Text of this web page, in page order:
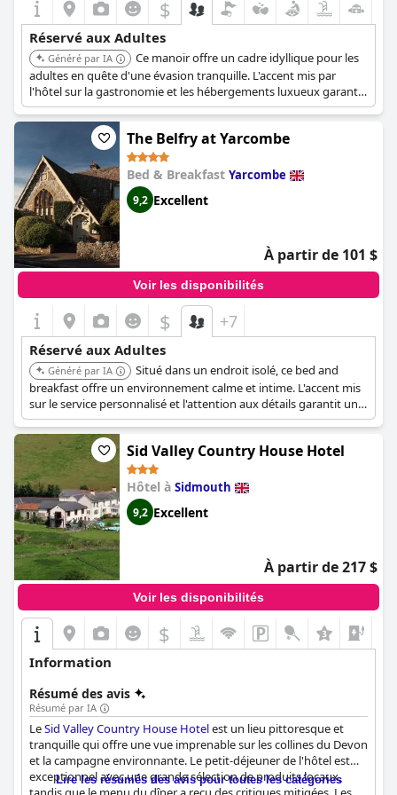
$
Réservé aux Adultes
Généré par IA
Ce manoir offre un cadre idyllique pour les
adultes en quête d'une évasion tranquille. L'accent mis par
l'hôtel sur la gastronomie et les hébergements luxueux garantit
une expérience sophistiquée.
The Belfry at Yarcombe
Bed & Breakfast Yarcombe
9,2 Excellent
À partir de 101 $
Voir les disponibilités
$ +7
Réservé aux Adultes
Généré par IA
Situé dans un endroit isolé, ce bed and
breakfast offre un environnement calme et intime. L'accent mis
sur le service personnalisé et l'attention aux détails garantit un
séjour relaxant.
Sid Valley Country House Hotel
Hôtel à Sidmouth
9,2 Excellent
À partir de 217 $
Voir les disponibilités
$
Information
Résumé des avis
Résumé par IA
LeSid Valley Country House Hotelest un lieu pittoresque et
tranquille qui offre une vue imprenable sur les collines du Devon
et la campagne environnante. Le petit-déjeuner de l'hôtel est
exceptionnel avec une grande sélection de produits locaux,
Lire les résumés des avis pour toutes les catégories